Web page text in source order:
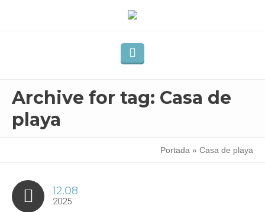
Archive for tag: Casa de
playa
Portada » Casa de playa
12.08
2025